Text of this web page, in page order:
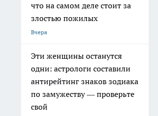
что на самом деле стоит за
злостью пожилых
Вчера
Эти женщины останутся
одни: астрологи составили
антирейтинг знаков зодиака
по замужеству — проверьте
свой